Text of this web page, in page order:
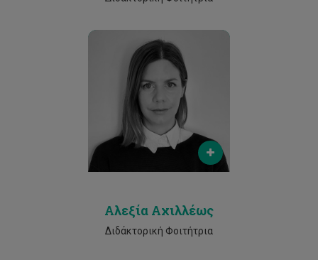
Email
alexia.achilleos@cut.ac.cy
Phone
25002530
Αλεξία Αχιλλέως
Διδάκτορική Φοιτήτρια